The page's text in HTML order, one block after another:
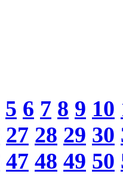
5 6 7 8 9 10
27 28 29 30
47 48 49 50